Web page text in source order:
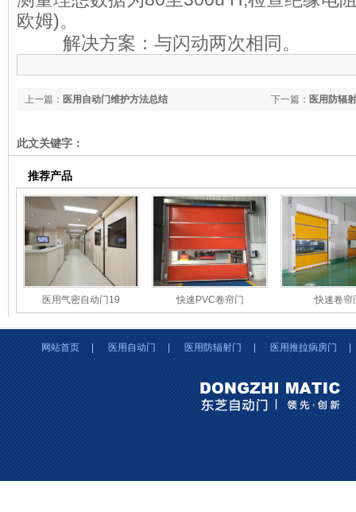
欧姆)。
解决方案：与闪动两次相同。
下一篇： 医用防辐
上一篇： 医用自动门维护方法总结
此文关键字：
推荐产品
医用气密自动门19 快速PVC卷帘门 快速卷帘
网站首页 医用自动门 医用防辐射门 医用推拉病房门